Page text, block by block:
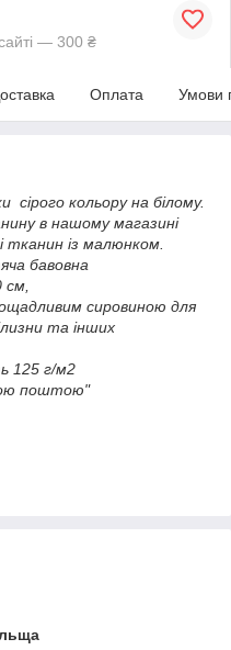
— 300 ₴
Оплата Умови
сірого кольору на білому.
в нашому магазині
тканин із малюнком.
бавовна
см,
сировиною для
та інших
125 г/м2
поштою"